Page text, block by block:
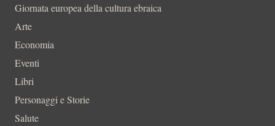
Giornata europea della cultura ebraica
Arte
Economia
Eventi
Libri
Personaggi e Storie
Salute